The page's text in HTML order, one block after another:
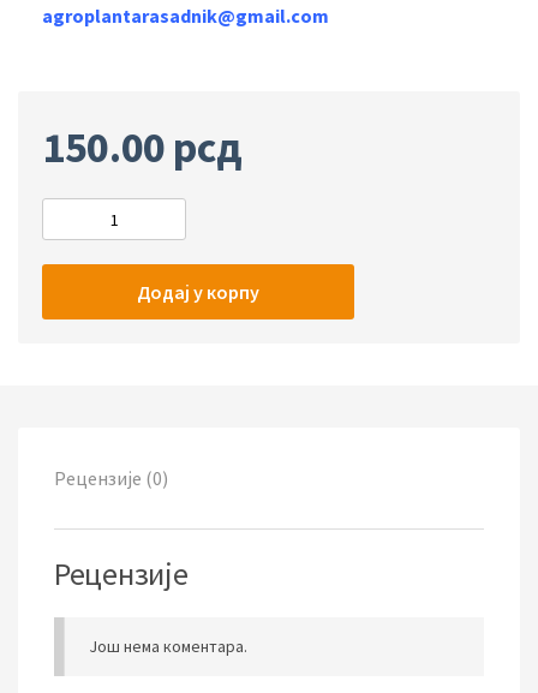
agroplantarasadnik@gmail.com
150.00 рсд
Додај у корпу
Рецензије (0)
Рецензије
Још нема коментара.